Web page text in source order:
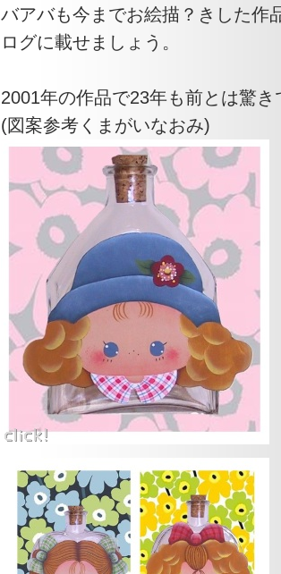
バアバも今までお絵描？きした作
ログに載せましょう。
2001年の作品で23年も前とは驚き
(図案参考くまがいなおみ)